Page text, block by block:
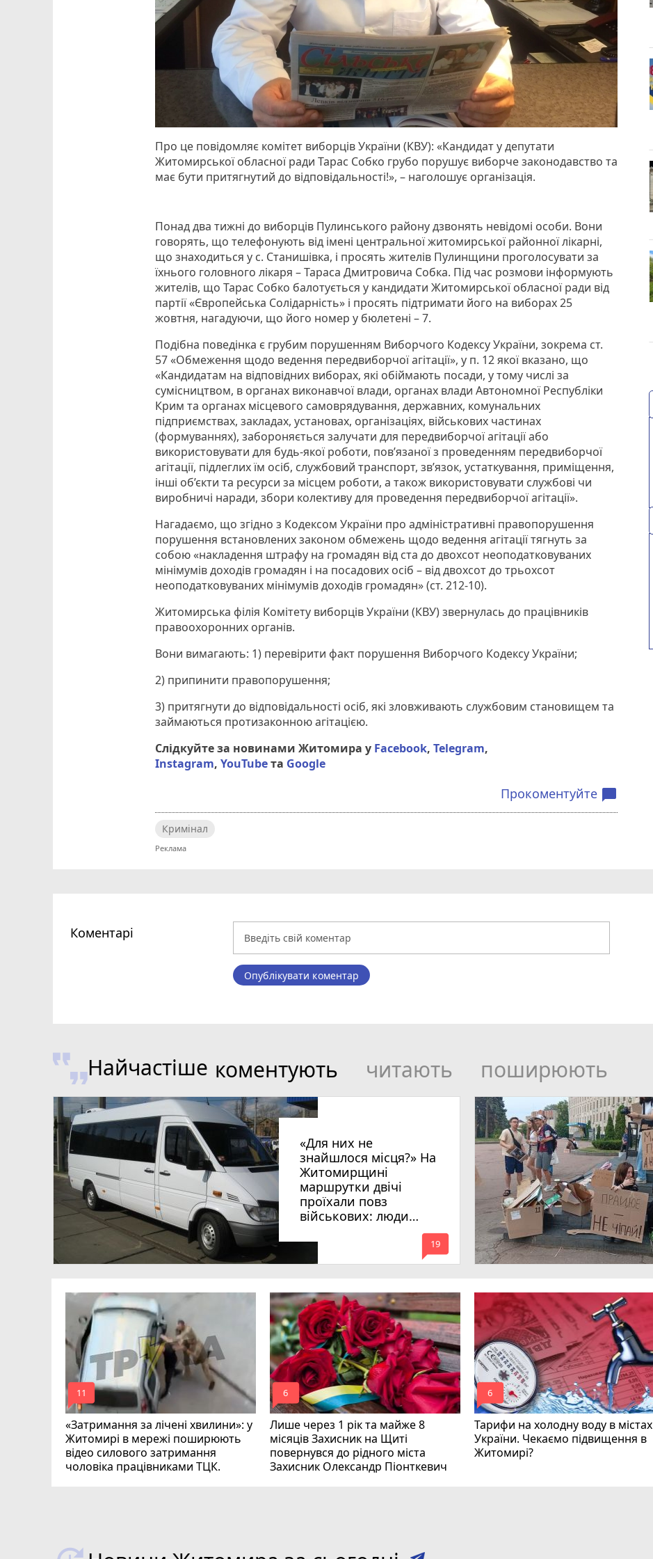
Про це повідомляє комітет виборців України (КВУ): «Кандидат у депутати
Житомирської обласної ради Тарас Собко грубо порушує виборче законодавство та
має бути притягнутий до відповідальності!», – наголошує організація.
Понад два тижні до виборців Пулинського району дзвонять невідомі особи. Вони
говорять, що телефонують від імені центральної житомирської районної лікарні,
що знаходиться у с. Станишівка, і просять жителів Пулинщини проголосувати за
їхнього головного лікаря – Тараса Дмитровича Собка. Під час розмови інформують
жителів, що Тарас Собко балотується у кандидати Житомирської обласної ради від
партії «Європейська Солідарність» і просять підтримати його на виборах 25
жовтня, нагадуючи, що його номер у бюлетені – 7.
Подібна поведінка є грубим порушенням Виборчого Кодексу України, зокрема ст.
57 «Обмеження щодо ведення передвиборчої агітації», у п. 12 якої вказано, що
«Кандидатам на відповідних виборах, які обіймають посади, у тому числі за
сумісництвом, в органах виконавчої влади, органах влади Автономної Республіки
Крим та органах місцевого самоврядування, державних, комунальних
підприємствах, закладах, установах, організаціях, військових частинах
(формуваннях), забороняється залучати для передвиборчої агітації або
використовувати для будь-якої роботи, пов’язаної з проведенням передвиборчої
агітації, підлеглих їм осіб, службовий транспорт, зв’язок, устаткування, приміщення,
інші об’єкти та ресурси за місцем роботи, а також використовувати службові чи
виробничі наради, збори колективу для проведення передвиборчої агітації».
Нагадаємо, що згідно з Кодексом України про адміністративні правопорушення
порушення встановлених законом обмежень щодо ведення агітації тягнуть за
собою «накладення штрафу на громадян від ста до двохсот неоподатковуваних
мінімумів доходів громадян і на посадових осіб – від двохсот до трьохсот
неоподатковуваних мінімумів доходів громадян» (ст. 212-10).
Житомирська філія Комітету виборців України (КВУ) звернулась до працівників
правоохоронних органів.
Вони вимагають: 1) перевірити факт порушення Виборчого Кодексу України;
2) припинити правопорушення;
3) притягнути до відповідальності осіб, які зловживають службовим становищем та
займаються протизаконною агітацією.
Слідкуйте за новинами Житомира у Facebook,Telegram,
Instagram,YouTubeта Google
Прокоментуйте chat_bubble
Кримінал
Коментарі
Опублікувати коментар
Найчастіше коментують читають поширюють
«Для них не
знайшлося місця?» На
Житомирщині
маршрутки двічі
проїхали повз
військових: люди
вимагають покарати
винних
mode_comment
19
«Затримання за лічені хвилини»: у
Житомирі в мережі поширюють
відео силового затримання
чоловіка працівниками ТЦК.
mode_comment
11
Лише через 1 рік та майже 8
місяців Захисник на Щиті
повернувся до рідного міста
Захисник Олександр Піонткевич
mode_comment
6
Тарифи на холодну воду в містах
України. Чекаємо підвищення в
Житомирі?
mode_comment
6